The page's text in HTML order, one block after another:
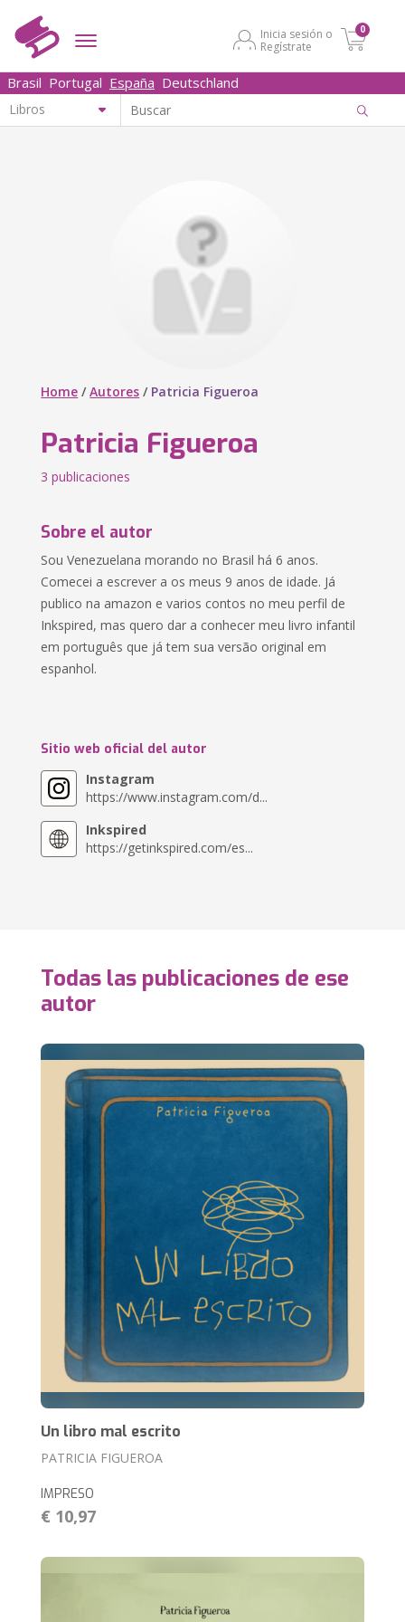
Inicia sesión o
Regístrate
0
Brasil Portugal España Deutschland
Home /Autores / Patricia Figueroa
Patricia Figueroa
3 publicaciones
Sobre el autor
Sou Venezuelana morando no Brasil há 6 anos.
Comecei a escrever a os meus 9 anos de idade. Já
publico na amazon e varios contos no meu perfil de
Inkspired, mas quero dar a conhecer meu livro infantil
em português que já tem sua versão original em
espanhol.
Sitio web oficial del autor
Instagram
https://www.instagram.com/d...
Inkspired
https://getinkspired.com/es...
Todas las publicaciones de ese
autor
Un libro mal escrito
PATRICIA FIGUEROA
IMPRESO
€ 10,97